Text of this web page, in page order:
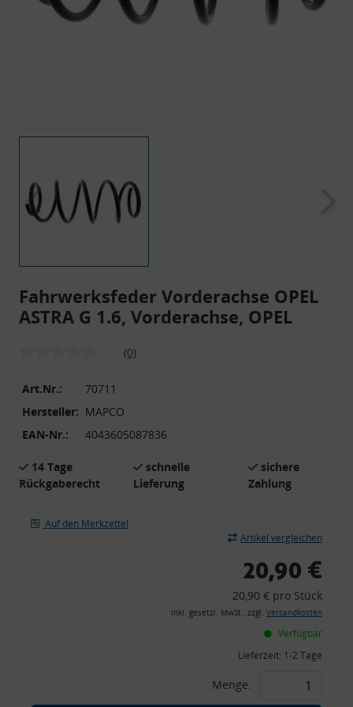
Fahrwerksfeder Vorderachse OPEL
ASTRA G 1.6, Vorderachse, OPEL
(0)
Art.Nr.:
70711
Hersteller: MAPCO
EAN-Nr.:
4043605087836
14 Tage
Rückgaberecht
schnelle
Lieferung
sichere
Zahlung
Auf den Merkzettel
Artikel vergleichen
20,90 €
20,90 € pro Stück
inkl. gesetzl. MwSt., zzgl. Versandkosten
Verfügbar
Lieferzeit: 1-2 Tage
Menge: